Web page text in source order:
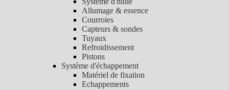
Allumage & essence
Courroies
Capteurs & sondes
Tuyaux
Refroidissement
Pistons
Système d'échappement
Matériel de fixation
Echappements